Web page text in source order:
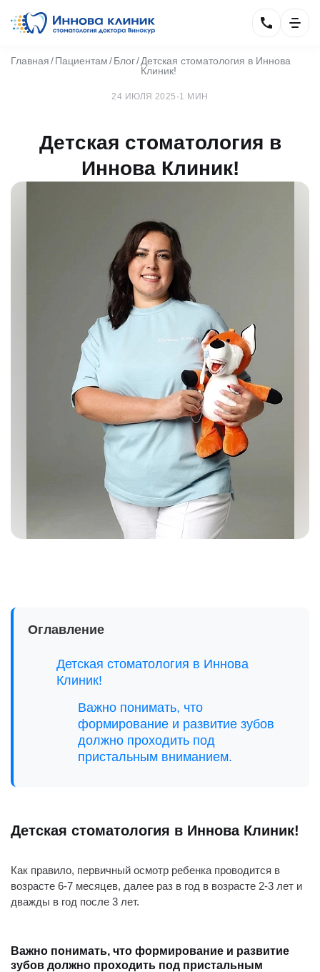
Главная Пациентам Блог Детская стоматология в Иннова
Клиник!
24 ИЮЛЯ 2025 ·1 МИН
Детская стоматология в
Иннова Клиник!
Оглавление
Детская стоматология в Иннова
Клиник!
Важно понимать, что
формирование и развитие зубов
должно проходить под
пристальным вниманием.
Детская стоматология в Иннова Клиник!
Как правило, первичный осмотр ребенка проводится в
возрасте 6-7 месяцев, далее раз в год в возрасте 2-3 лет и
дважды в год после 3 лет.
Важно понимать, что формирование и развитие
зубов должно проходить под пристальным